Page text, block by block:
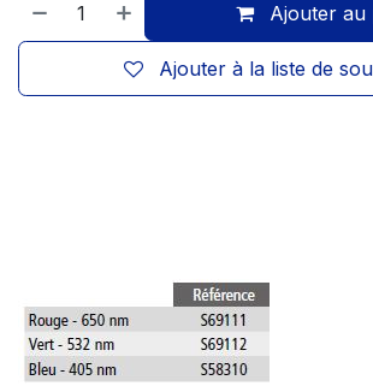
Ajouter au
Ajouter à la liste de